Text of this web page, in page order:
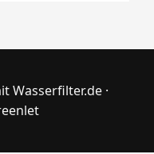
Wasserfilter.de ·